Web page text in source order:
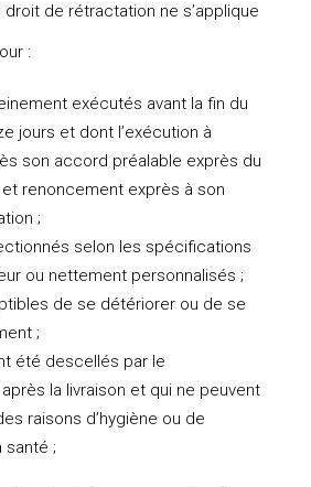
droit de rétractation ne s’applique
:
exécutés avant la fin du
jours et dont l’exécution à
son accord préalable exprès du
renoncement exprès à son
;
selon les spécifications
ou nettement personnalisés ;
de se détériorer ou de se
;
été descellés par le
la livraison et qui ne peuvent
raisons d’hygiène ou de
santé ;